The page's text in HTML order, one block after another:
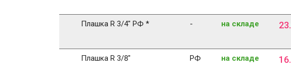
Плашка R 3/4" РФ * - на складе 23.
Плашка R 3/8" РФ на складе 16.